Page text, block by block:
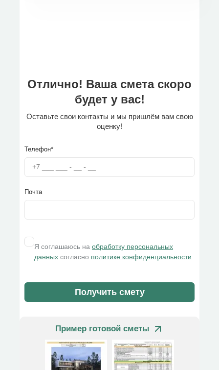
Отлично! Ваша смета скоро
будет у вас!
Оставьте свои контакты и мы пришлём вам свою
оценку!
Телефон*
Почта
Я соглашаюсь наобработку персональных
данных согласно политике конфиденциальности
Получить смету
Пример готовой сметы